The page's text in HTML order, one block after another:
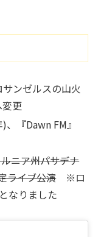
ンゼルスの山火
更
『Dawn FM』
ニア州パサデナ
ライブ公演
※ロ
なりました